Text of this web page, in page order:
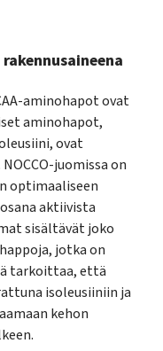
aminohapot ovat
aminohapot,
ovat
juomissa on
optimaaliseen
aktiivista
sisältävät joko
jotka on
tarkoittaa, että
isoleusiiniin ja
kehon